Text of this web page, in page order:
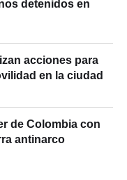
detenidos en
acciones para
en la ciudad
de Colombia con
antinarco